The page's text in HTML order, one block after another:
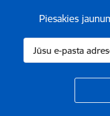
Piesakies